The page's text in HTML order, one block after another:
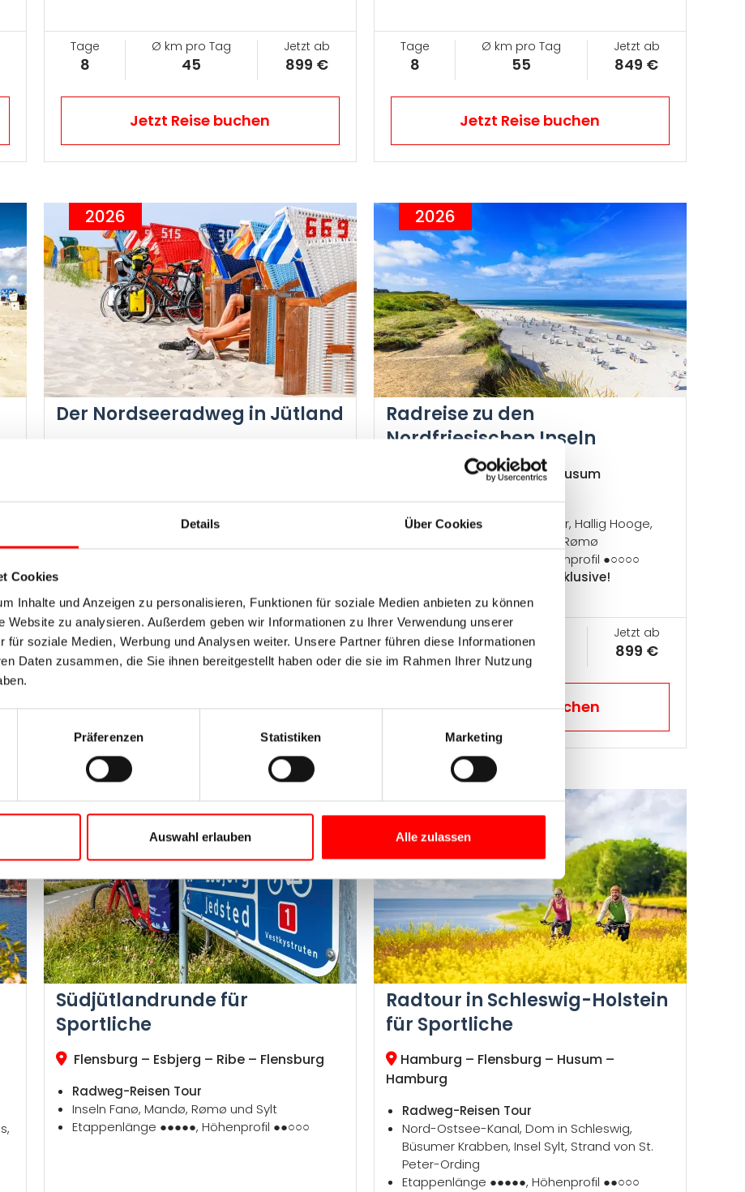
Details Über Cookies
Cookies
Inhalte und Anzeigen zu personalisieren, Funktionen für soziale Medien anbieten zu können
Website zu analysieren. Außerdem geben wir Informationen zu Ihrer Verwendung unserer
für soziale Medien, Werbung und Analysen weiter. Unsere Partner führen diese Informationen
Daten zusammen, die Sie ihnen bereitgestellt haben oder die sie im Rahmen Ihrer Nutzung
Präferenzen Statistiken Marketing
Auswahl erlauben Alle zulassen
Tage
8
Ø km pro Tag
45
Jetzt ab
899 €
Jetzt Reise buchen
Tage
8
Ø km pro Tag
55
Jetzt ab
849 €
Jetzt Reise buchen
2026
Der Nordseeradweg in Jütland
Hansestadt Hamburg, Inseln Sylt, Rømø und
Fanø, Büsumer Krabben
Etappenlänge ●●●●○, Höhenprofil ●○○○○
Tage
11
Ø km pro Tag
50
Jetzt ab
1.399 €
Jetzt Reise buchen
2026
Radreise zu den
Nordfriesischen Inseln
Husum – Sylt – Rømø – Husum
Radweg-Reisen Tour
Weltnaturerbe Wattenmeer, Hallig Hooge,
Sandstrand satt auf Sylt & Rømø
Etappenlänge ●●●○○, Höhenprofil ●○○○○
Fähr- und Bahnfahrten inklusive!
Tage
8
Ø km pro Tag
45
Jetzt ab
899 €
Jetzt Reise buchen
2026
Südjütlandrunde für
Sportliche
Flensburg – Esbjerg – Ribe – Flensburg
Radweg-Reisen Tour
Inseln Fanø, Mandø, Rømø und Sylt
Etappenlänge ●●●●●, Höhenprofil ●●○○○
2026
Radtour in Schleswig-Holstein
für Sportliche
Hamburg – Flensburg – Husum –
Hamburg
Radweg-Reisen Tour
Nord-Ostsee-Kanal, Dom in Schleswig,
Büsumer Krabben, Insel Sylt, Strand von St.
Peter-Ording
Etappenlänge ●●●●●, Höhenprofil ●●○○○